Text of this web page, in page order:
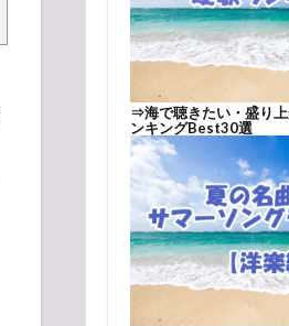
⇒海で聴きたい・盛り
ンキングBest30選